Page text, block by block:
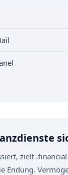
zielt
Endung.